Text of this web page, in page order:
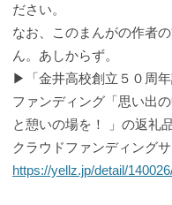
ださい。
なお、このまんがの作者
ん。あしからず。
▶「金井高校創立５０周
ファンディング「思い出
と憩いの場を！ 」の返礼
クラウドファンディング
https://yellz.jp/detail/